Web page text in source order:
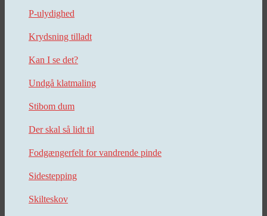
P-ulydighed
Krydsning tilladt
Kan I se det?
Undgå klatmaling
Stibom dum
Der skal så lidt til
Fodgængerfelt for vandrende pinde
Sidestepping
Skilteskov